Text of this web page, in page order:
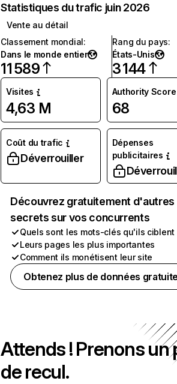
Statistiques du trafic juin 2026
Vente au détail
Classement mondial:
Dans le monde entier
11 589
Rang du pays:
États-Unis
3 144
Visites
4,63 M
Authority Score
68
Coût du trafic
Déverrouiller
Dépenses
publicitaires
Découvrez gratuitement d'autres
secrets sur vos concurrents
Quels sont les mots-clés qu'ils ciblent
Leurs pages les plus importantes
Comment ils monétisent leur site
Obtenez plus de données
Attends ! Prenons un
de recul.